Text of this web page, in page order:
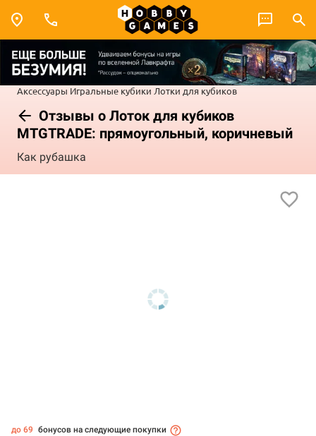
Аксессуары Игральные кубики Лотки для кубиков
Отзывы о Лоток для кубиков
MTGTRADE: прямоугольный, коричневый
Как рубашка
до 69 бонусов на следующие покупки